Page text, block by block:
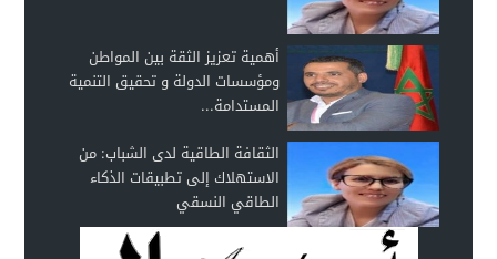
أهمية تعزيز الثقة بين المواطن
ومؤسسات الدولة و تحقيق التنمية
المستدامة...
الثقافة الطاقية لدى الشباب: من
الاستهلاك إلى تطبيقات الذكاء
الطاقي النسقي